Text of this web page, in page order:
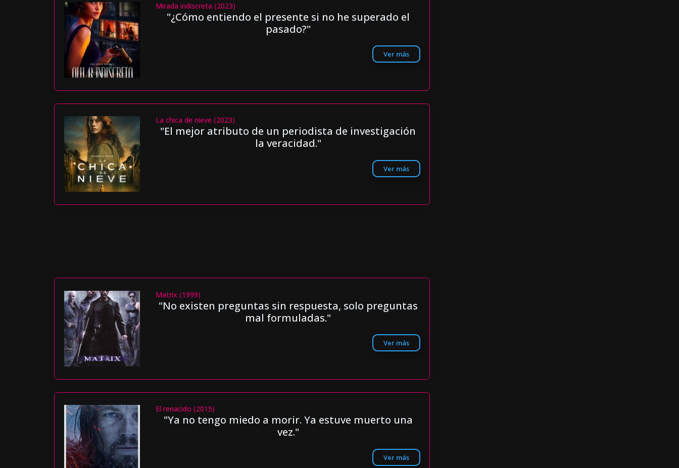
Mirada indiscreta (2023)
"¿Cómo entiendo el presente si no he superado el
pasado?"
Ver más
La chica de nieve (2023)
"El mejor atributo de un periodista de investigación
la veracidad."
Ver más
Matrix (1999)
"No existen preguntas sin respuesta, solo preguntas
mal formuladas."
Ver más
El renacido (2015)
"Ya no tengo miedo a morir. Ya estuve muerto una
vez."
Ver más